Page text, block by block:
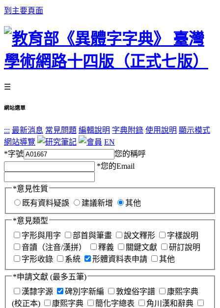
到主要頁面
☰
網站選單
::: 最新消息 常見問題 編輯說明 字典附錄 使用說明 顯示模式
網站導覽
EN
*字號
您的稱呼
*您的Email
*意見性質
既有資料疑誤
建議新增 其他
*意見類型
字形與用字
部首與筆畫 說文釋形
字樣說明
音讀（注音/漢拼）
釋義 關鍵文獻
研訂說明
字形收錄
系統 形體資料表申請 其他
*申請文獻 (最多五筆)
漢隸字源
碑別字新編 敦煌俗字譜
康熙字典
(校正本)
康熙字典 簡化字總表
角川漢和辭典